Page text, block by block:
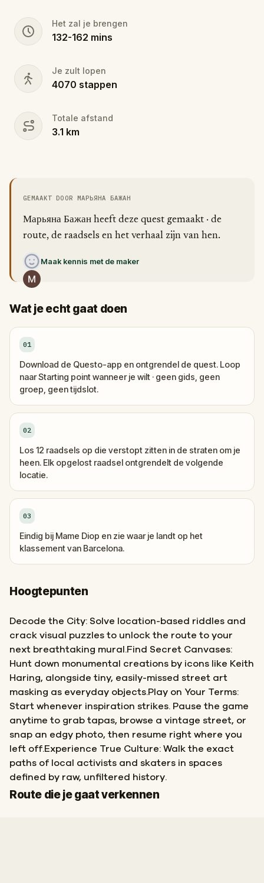
Het zal je brengen
132-162 mins
Je zult lopen
4070 stappen
Totale afstand
3.1 km
GEMAAKT DOOR МАРЬЯНА БАЖАН
Марьяна Бажан heeft deze quest gemaakt · de
route, de raadsels en het verhaal zijn van hen.
Maak kennis met de maker
Wat je echt gaat doen
01
Download de Questo-app en ontgrendel de quest. Loop
naar Starting point wanneer je wilt · geen gids, geen
groep, geen tijdslot.
02
Los 12 raadsels op die verstopt zitten in de straten om je
heen. Elk opgelost raadsel ontgrendelt de volgende
locatie.
03
Eindig bij Mame Diop en zie waar je landt op het
klassement van Barcelona.
Hoogtepunten
Decode the City: Solve location-based riddles and
crack visual puzzles to unlock the route to your
next breathtaking mural.Find Secret Canvases:
Hunt down monumental creations by icons like Keith
Haring, alongside tiny, easily-missed street art
masking as everyday objects.Play on Your Terms:
Start whenever inspiration strikes. Pause the game
anytime to grab tapas, browse a vintage street, or
snap an edgy photo, then resume right where you
left off.Experience True Culture: Walk the exact
paths of local activists and skaters in spaces
defined by raw, unfiltered history.
Route die je gaat verkennen
Start
Finish